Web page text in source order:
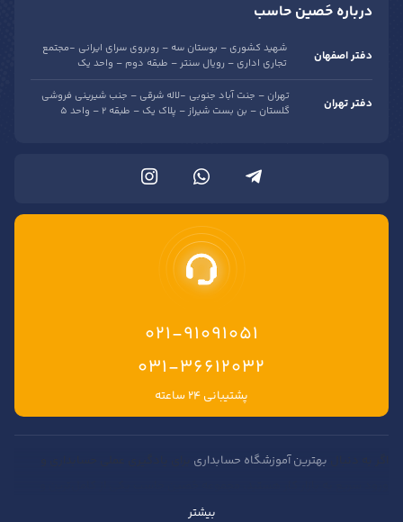
درباره حَصین حاسب
دفتر اصفهان
شهید کشوری – بوستان سه – روبروی سرای ایرانی -مجتمع
تجاری اداری – رویال سنتر – طبقه دوم – واحد یک
دفتر تهران
تهران – جنت آباد جنوبی -لاله شرقی – جنب شیرینی فروشی
گلستان – بن بست شیراز – پلاک یک – طبقه 2 – واحد 5
021-91091051
۰۳۱-۳۶۶۱۲۰۳۲
پشتیبانی ۲۴ ساعته
بهترین آموزشگاه حسابداری
حرفه‌ای‌ترین مراکز آموزش حسابداری در ایران محسوب می‌شود. در این مجموعه
بیشتر